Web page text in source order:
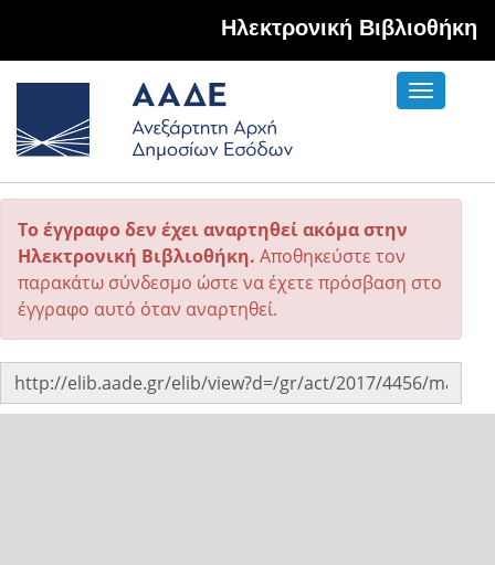
Hλεκτρονική Βιβλιοθήκη
Toggle
Το έγγραφο δεν έχει αναρτηθεί ακόμα στην
Ηλεκτρονική Βιβλιοθήκη. Αποθηκεύστε τον
παρακάτω σύνδεσμο ώστε να έχετε πρόσβαση στο
έγγραφο αυτό όταν αναρτηθεί.